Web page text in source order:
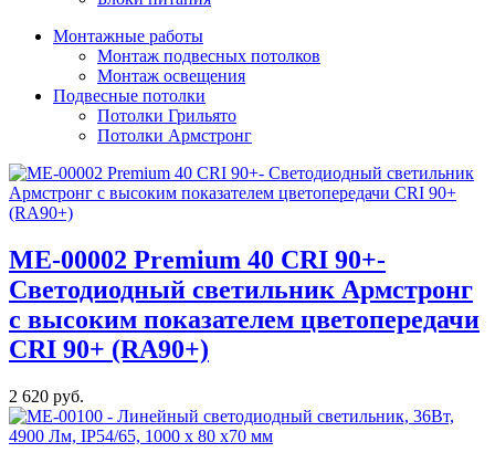
Монтажные работы
Монтаж подвесных потолков
Монтаж освещения
Подвесные потолки
Потолки Грильято
Потолки Армстронг
МE-00002 Premium 40 CRI 90+-
Светодиодный светильник Армстронг
с высоким показателем цветопередачи
CRI 90+ (RA90+)
2 620 руб.